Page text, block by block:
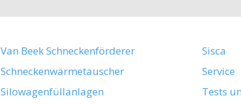
Van Beek Schneckenförderer
Schneckenwärmetauscher
Silowagenfüllanlagen
Sisca
Service
Tests